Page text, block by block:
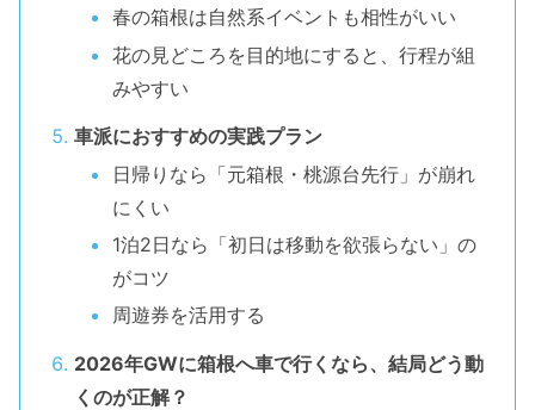
春の箱根は自然系イベントも相性がいい
花の見どころを目的地にすると、行程が組
みやすい
車派におすすめの実践プラン
日帰りなら「元箱根・桃源台先行」が崩れ
にくい
1泊2日なら「初日は移動を欲張らない」の
がコツ
周遊券を活用する
2026年GWに箱根へ車で行くなら、結局どう動
くのが正解？